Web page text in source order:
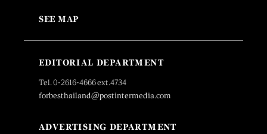
SEE MAP
EDITORIAL DEPARTMENT
Tel. 0-2616-4666 ext.4734
forbesthailand@postintermedia.com
ADVERTISING DEPARTMENT